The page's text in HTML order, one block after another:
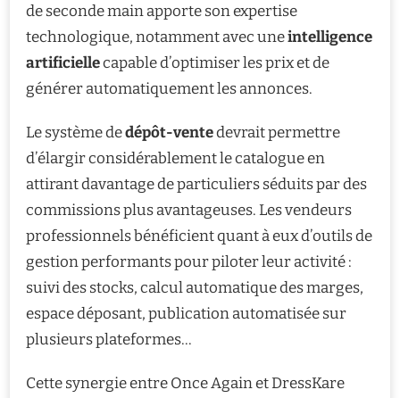
de seconde main apporte son expertise
technologique, notamment avec uneintelligence
artificiellecapable d’optimiser les prix et de
générer automatiquement les annonces.
Le système dedépôt-ventedevrait permettre
d’élargir considérablement le catalogue en
attirant davantage de particuliers séduits par des
commissions plus avantageuses. Les vendeurs
professionnels bénéficient quant à eux d’outils de
gestion performants pour piloter leur activité :
suivi des stocks, calcul automatique des marges,
espace déposant, publication automatisée sur
plusieurs plateformes…
Cette synergie entre Once Again et DressKare